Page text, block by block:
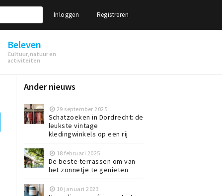
Inloggen Registreren
Beleven
Cultuur, natuur en
activiteiten
Ander nieuws
29 september 2025
Schatzoeken in Dordrecht: de
leukste vintage
kledingwinkels op een rij
18 februari 2025
De beste terrassen om van
het zonnetje te genieten
10 januari 2023